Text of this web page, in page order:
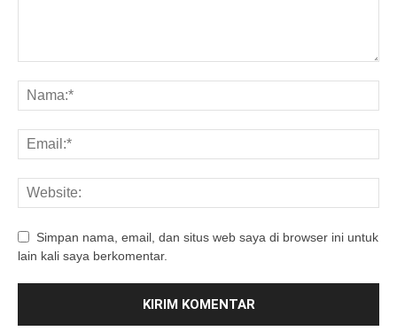
Simpan nama, email, dan situs web saya di browser ini untuk
lain kali saya berkomentar.